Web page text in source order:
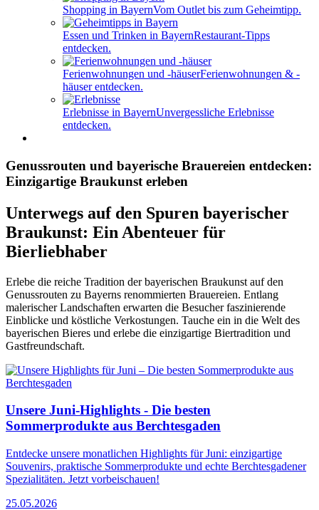
Shopping in BayernVom Outlet bis zum Geheimtipp.
Essen und Trinken in BayernRestaurant-Tipps
entdecken.
Ferienwohnungen und -häuserFerienwohnungen & -
häuser entdecken.
Erlebnisse in BayernUnvergessliche Erlebnisse
entdecken.
Genussrouten und bayerische Brauereien entdecken:
Einzigartige Braukunst erleben
Unterwegs auf den Spuren bayerischer
Braukunst: Ein Abenteuer für
Bierliebhaber
Erlebe die reiche Tradition der bayerischen Braukunst auf den
Genussrouten zu Bayerns renommierten Brauereien. Entlang
malerischer Landschaften erwarten die Besucher faszinierende
Einblicke und köstliche Verkostungen. Tauche ein in die Welt des
bayerischen Bieres und erlebe die einzigartige Biertradition und
Gastfreundschaft.
Unsere Juni-Highlights - Die besten
Sommerprodukte aus Berchtesgaden
Entdecke unsere monatlichen Highlights für Juni: einzigartige
Souvenirs, praktische Sommerprodukte und echte Berchtesgadener
Spezialitäten. Jetzt vorbeischauen!
25.05.2026